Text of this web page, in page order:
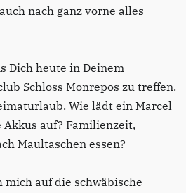
nach ganz vorne alles
Dich heute in Deinem
Schloss Monrepos zu treffen.
Wie lädt ein Marcel
Akkus auf? Familienzeit,
Maultaschen essen?
auf die schwäbische